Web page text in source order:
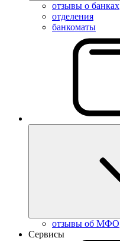
отзывы о банках
отделения
банкоматы
отзывы об МФО
Сервисы